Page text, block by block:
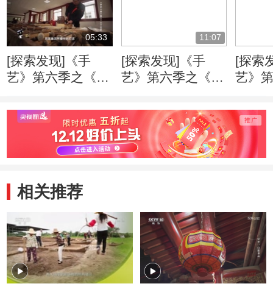
05:33
[探索发现]《手
艺》第六季之《万
木雕的制作环节
11:07
[探索发现]《手
艺》第六季之《姑
塑模的过程
[探索
艺》
如何
后的
相关推荐